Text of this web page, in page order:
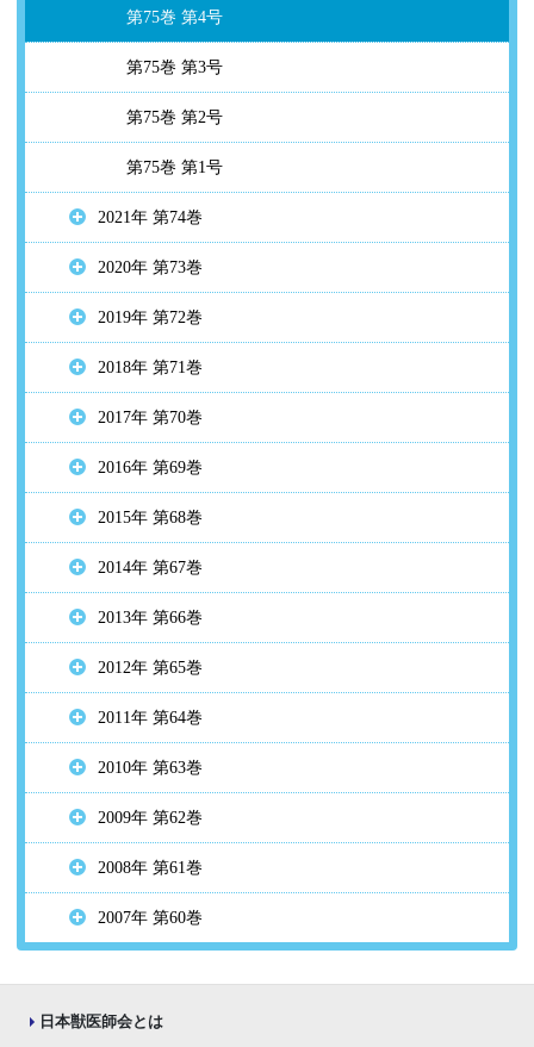
第75巻 第4号
第75巻 第3号
第75巻 第2号
第75巻 第1号
2021年 第74巻
2020年 第73巻
2019年 第72巻
2018年 第71巻
2017年 第70巻
2016年 第69巻
2015年 第68巻
2014年 第67巻
2013年 第66巻
2012年 第65巻
2011年 第64巻
2010年 第63巻
2009年 第62巻
2008年 第61巻
2007年 第60巻
日本獣医師会とは